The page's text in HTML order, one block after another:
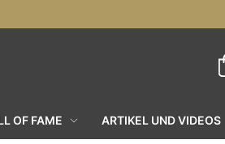
OF FAME ARTIKEL UND VIDEOS